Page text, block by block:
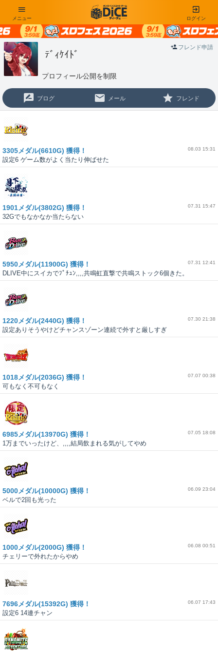
ログイン
メニュー
フレンド申請
ﾃﾞｨｹｲﾄﾞ
プロフィール公開を制限
ブログ メール フレンド
08.03 15:31
3305メダル(6610G) 獲得！
設定6 ゲーム数がよく当たり伸ばせた
07.31 15:47
1901メダル(3802G) 獲得！
32Gでもなかなか当たらない
07.31 12:41
5950メダル(11900G) 獲得！
DLIVE中にスイカでﾌﾟﾁｭﾝ,,,,共鳴虹直撃で共鳴ストック6個きた。
07.30 21:38
1220メダル(2440G) 獲得！
設定ありそうやけどチャンスゾーン連続で外すと厳しすぎ
07.07 00:38
1018メダル(2036G) 獲得！
可もなく不可もなく
07.05 18:08
6985メダル(13970G) 獲得！
1万までいったけど、,,,,結局飲まれる気がしてやめ
06.09 23:04
5000メダル(10000G) 獲得！
ベルで2回も光った
06.08 00:51
1000メダル(2000G) 獲得！
チェリーで外れたからやめ
06.07 17:43
7696メダル(15392G) 獲得！
設定6 14連チャン